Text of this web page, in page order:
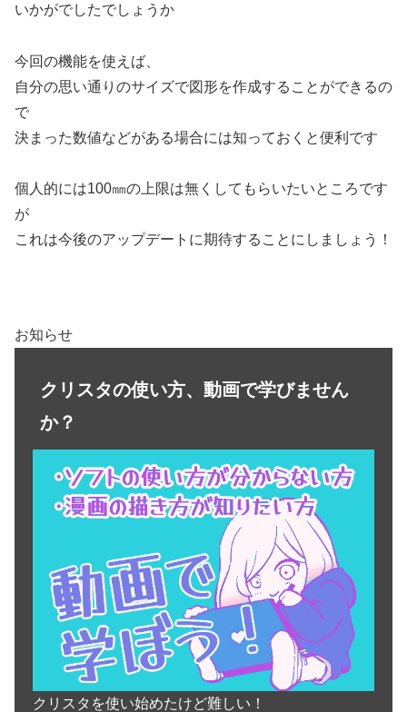
いかがでしたでしょうか
今回の機能を使えば、
自分の思い通りのサイズで図形を作成することができるの
で
決まった数値などがある場合には知っておくと便利です
個人的には100㎜の上限は無くしてもらいたいところです
が
これは今後のアップデートに期待することにしましょう！
お知らせ
クリスタの使い方、動画で学びません
か？
クリスタを使い始めたけど難しい！